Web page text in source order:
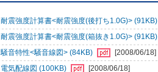
耐震強度計算書<耐震強度(後打ち1.0G)> (91KB)
耐震強度計算書<耐震強度(箱抜き1.0G)> (91KB)
騒音特性<騒音線図> (84KB)
[2008/06/18]
電気配線図 (100KB)
[2008/06/18]